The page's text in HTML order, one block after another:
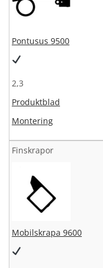
Pontusus 9500
2,3
Produktblad
Montering
Finskrapor
Mobilskrapa 9600